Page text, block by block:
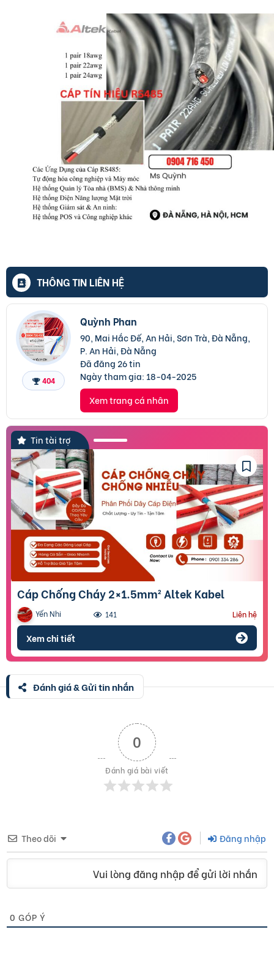
THÔNG TIN LIÊN HỆ
404
Quỳnh Phan
90, Mai Hắc Đế, An Hải, Sơn Trà, Đà Nẵng,
P. An Hải, Đà Nẵng
Đã đăng 26 tin
Ngày tham gia: 18-04-2025
Xem trang cá nhân
Tin tài trợ
Cáp Chống Cháy 2×1.5mm² Altek Kabel
Yến Nhi 141 Liên hệ
Xem chi tiết
Đánh giá & Gửi tin nhắn
0
Đánh giá bài viết
Theo dõi Đăng nhập
Vui lòng đăng nhập để gửi lời nhắn
0 GÓP Ý